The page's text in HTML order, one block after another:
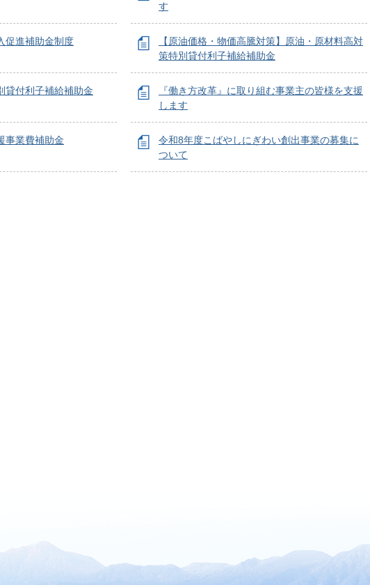
す
促進補助金制度
【原油価格・物価高騰対策】原油・原材料高対
策特別貸付利子補給補助金
貸付利子補給補助金
『働き方改革』に取り組む事業主の皆様を支援
します
事業費補助金
令和8年度こばやしにぎわい創出事業の募集に
ついて